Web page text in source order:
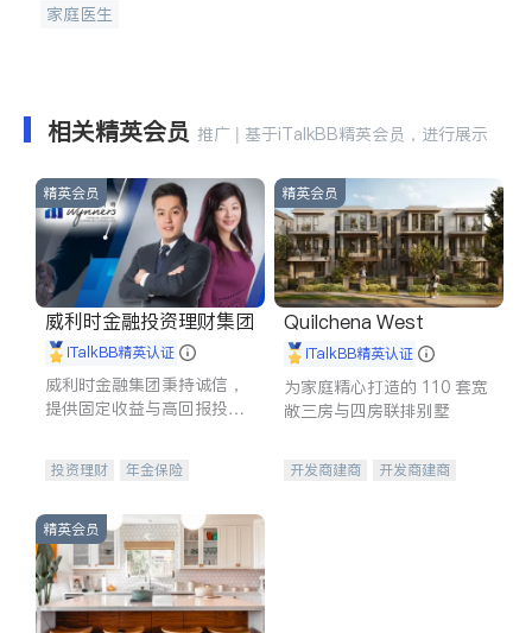
家庭医生
相关精英会员 推广 | 基于iTalkBB精英会员，进行展示
精英会员
威利时金融投资理财集团
iTalkBB精英认证
威利时金融集团秉持诚信，
提供固定收益与高回报投资
合，助力客户实现目标
投资理财
年金保险
投资理财
医疗保险
养老保险
员工保险
长期护理医疗保险
伤残保险
个人保险
精英会员
Quilchena West
iTalkBB精英认证
为家庭精心打造的 110 套宽
敞三房与四房联排别墅
开发商建商
开发商建商
精英会员